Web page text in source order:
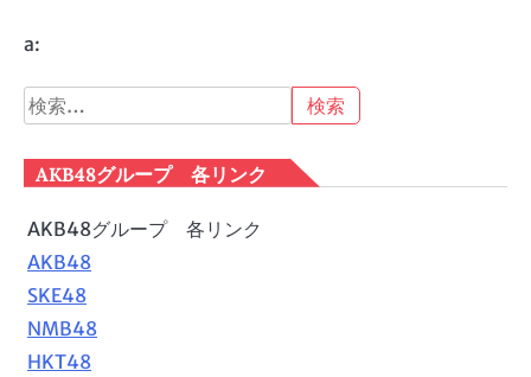
a:
検
索:
AKB48グループ 各リンク
AKB48グループ 各リンク
AKB48
SKE48
NMB48
HKT48